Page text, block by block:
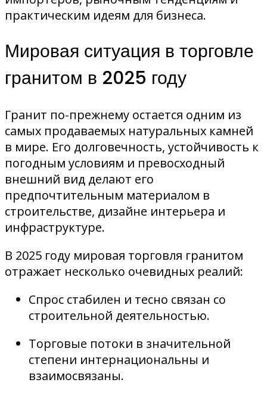
практическим идеям для бизнеса.
Мировая ситуация в торговле
гранитом в 2025 году
Гранит по-прежнему остается одним из
самых продаваемых натуральных камней
в мире. Его долговечность, устойчивость к
погодным условиям и превосходный
внешний вид делают его
предпочтительным материалом в
строительстве, дизайне интерьера и
инфраструктуре.
В 2025 году мировая торговля гранитом
отражает несколько очевидных реалий:
Спрос стабилен и тесно связан со
строительной деятельностью.
Торговые потоки в значительной
степени интернациональны и
взаимосвязаны.